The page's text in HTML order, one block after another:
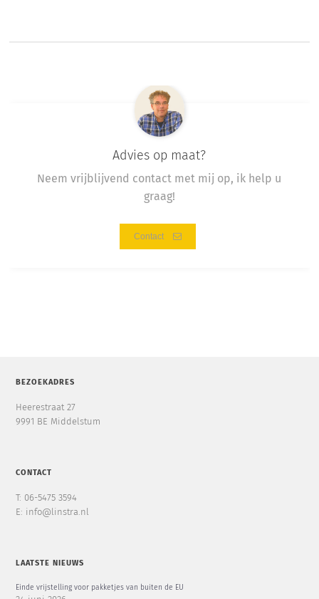
Advies op maat?
Neem vrijblijvend contact met mij op, ik help u
graag!
Contact
BEZOEKADRES
Heerestraat 27
9991 BE Middelstum
CONTACT
T: 06-5475 3594
E: info@linstra.nl
LAATSTE NIEUWS
Einde vrijstelling voor pakketjes van buiten de EU